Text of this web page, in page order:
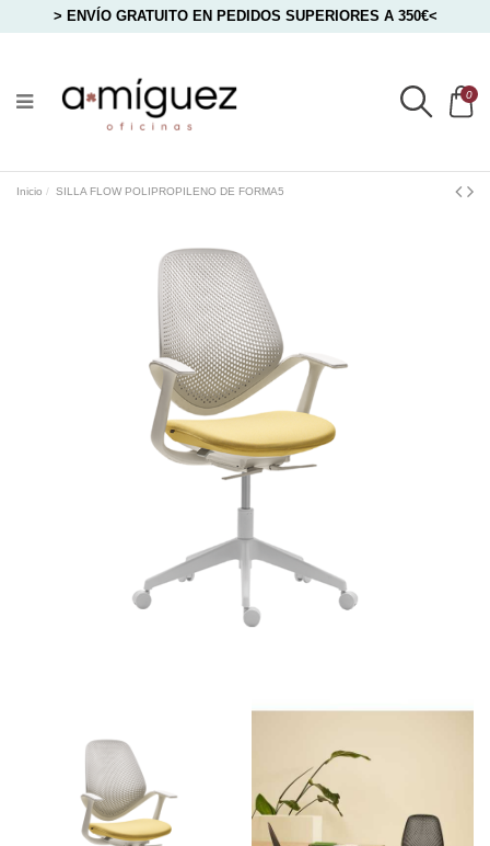
> ENVÍO GRATUITO EN PEDIDOS SUPERIORES A 350€<
0
Inicio SILLA FLOW POLIPROPILENO DE FORMA5